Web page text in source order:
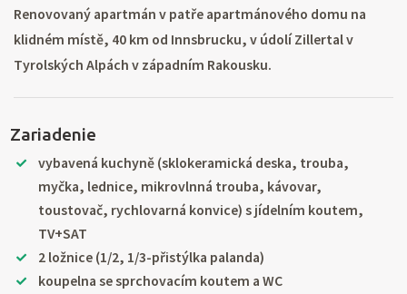
Renovovaný apartmán v patře apartmánového domu na
klidném místě, 40 km od Innsbrucku, v údolí Zillertal v
Tyrolských Alpách v západním Rakousku.
Zariadenie
vybavená kuchyně (sklokeramická deska, trouba,
myčka, lednice, mikrovlnná trouba, kávovar,
toustovač, rychlovarná konvice) s jídelním koutem,
TV+SAT
2 ložnice (1/2, 1/3-přistýlka palanda)
koupelna se sprchovacím koutem a WC